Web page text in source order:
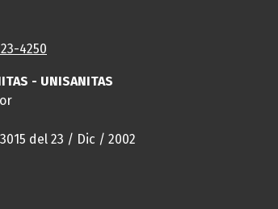
4250
- UNISANITAS
del 23 / Dic / 2002